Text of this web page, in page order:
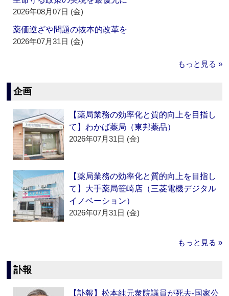
2026年08月07日 (金)
薬価逆ざや問題の抜本的改革を
2026年07月31日 (金)
もっと見る »
企画
【薬局業務の効率化と質的向上を目指し
て】わかば薬局（東邦薬品）
2026年07月31日 (金)
【薬局業務の効率化と質的向上を目指し
て】大手薬局笹崎店（三菱電機デジタル
イノベーション）
2026年07月31日 (金)
もっと見る »
訃報
【訃報】松本純元衆院議員が死去‐国家公